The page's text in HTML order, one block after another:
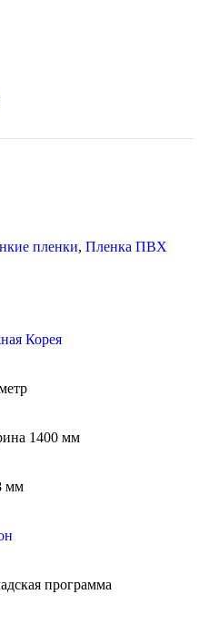
пленки, Пленка ПВХ
Корея
1400 мм
мм
программа